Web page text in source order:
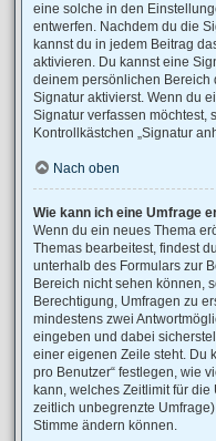
eine solche in den
entwerfen. Nachdem du die
kannst du in jedem Beitrag
aktivieren. Du kannst eine
deinem persönlichen Bereich
Signatur aktivierst. Wenn du
Signatur verfassen möchtest,
Kontrollkästchen „Signatur
Nach oben
Wie kann ich eine Umfrage
Wenn du ein neues Thema
Themas bearbeitest, findest
unterhalb des Formulars zur
Bereich nicht sehen können,
Berechtigung, Umfragen zu
mindestens zwei
eingeben und dabei
einer eigenen Zeile steht. Du
pro Benutzer“ festlegen, wie
kann, welches Zeitlimit für
zeitlich unbegrenzte
Stimme ändern können.